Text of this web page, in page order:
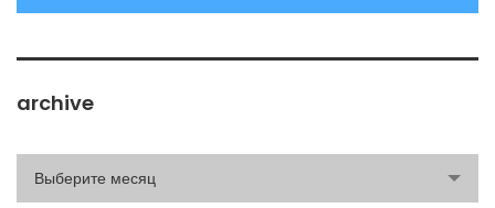
archive
archive
Выберите месяц